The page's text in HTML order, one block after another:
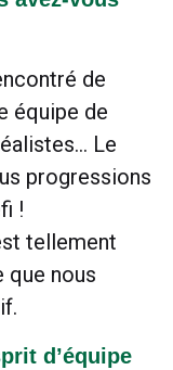
de
équipe de
Le
progressions
!
tellement
que nous
d’équipe